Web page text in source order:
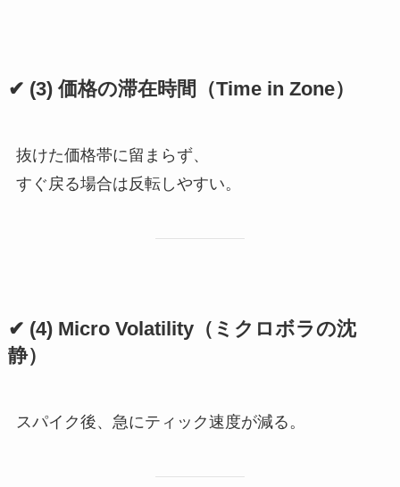
✔ (3) 価格の滞在時間（Time in Zone）
抜けた価格帯に留まらず、
すぐ戻る場合は反転しやすい。
✔ (4) Micro Volatility（ミクロボラの沈
静）
スパイク後、急にティック速度が減る。